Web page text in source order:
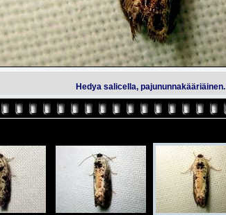
Hedya salicella, pajununnakääriäinen.